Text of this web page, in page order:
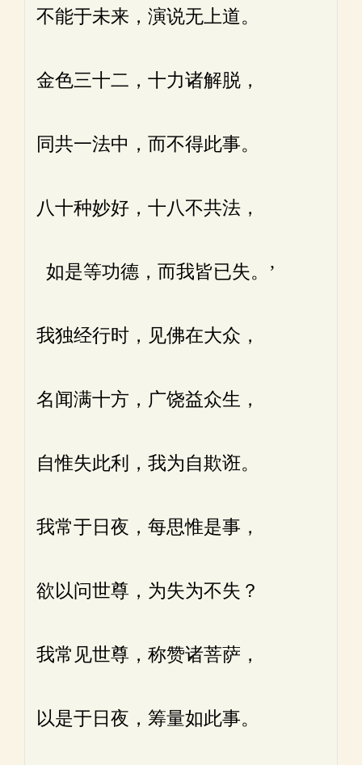
不能于未来，演说无上道。
金色三十二，十力诸解脱，
同共一法中，而不得此事。
八十种妙好，十八不共法，
如是等功德，而我皆已失。’
我独经行时，见佛在大众，
名闻满十方，广饶益众生，
自惟失此利，我为自欺诳。
我常于日夜，每思惟是事，
欲以问世尊，为失为不失？
我常见世尊，称赞诸菩萨，
以是于日夜，筹量如此事。